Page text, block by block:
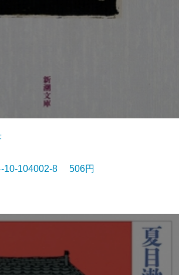
10-104002-8 506円